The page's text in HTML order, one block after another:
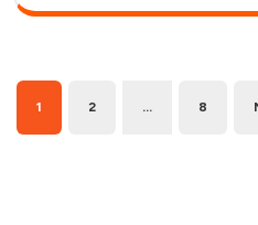
Posts
pagination
1 2 … 8